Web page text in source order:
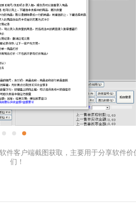
件客户端截图获取，主要用于分享软件
们！